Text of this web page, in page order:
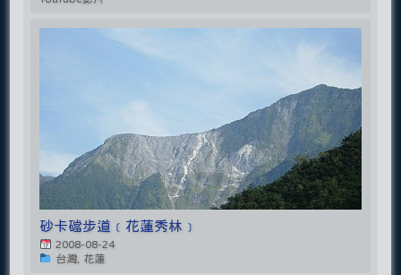
砂卡礑步道﹝花蓮秀林﹞
2008-08-24
台灣, 花蓮